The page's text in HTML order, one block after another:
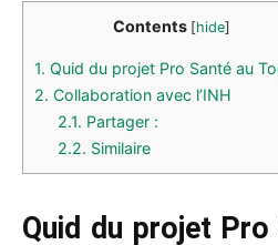
Contents [hide]
1. Quid du projet Pro Santé au
2. Collaboration avec l’INH
2.1. Partager :
2.2. Similaire
Quid du projet